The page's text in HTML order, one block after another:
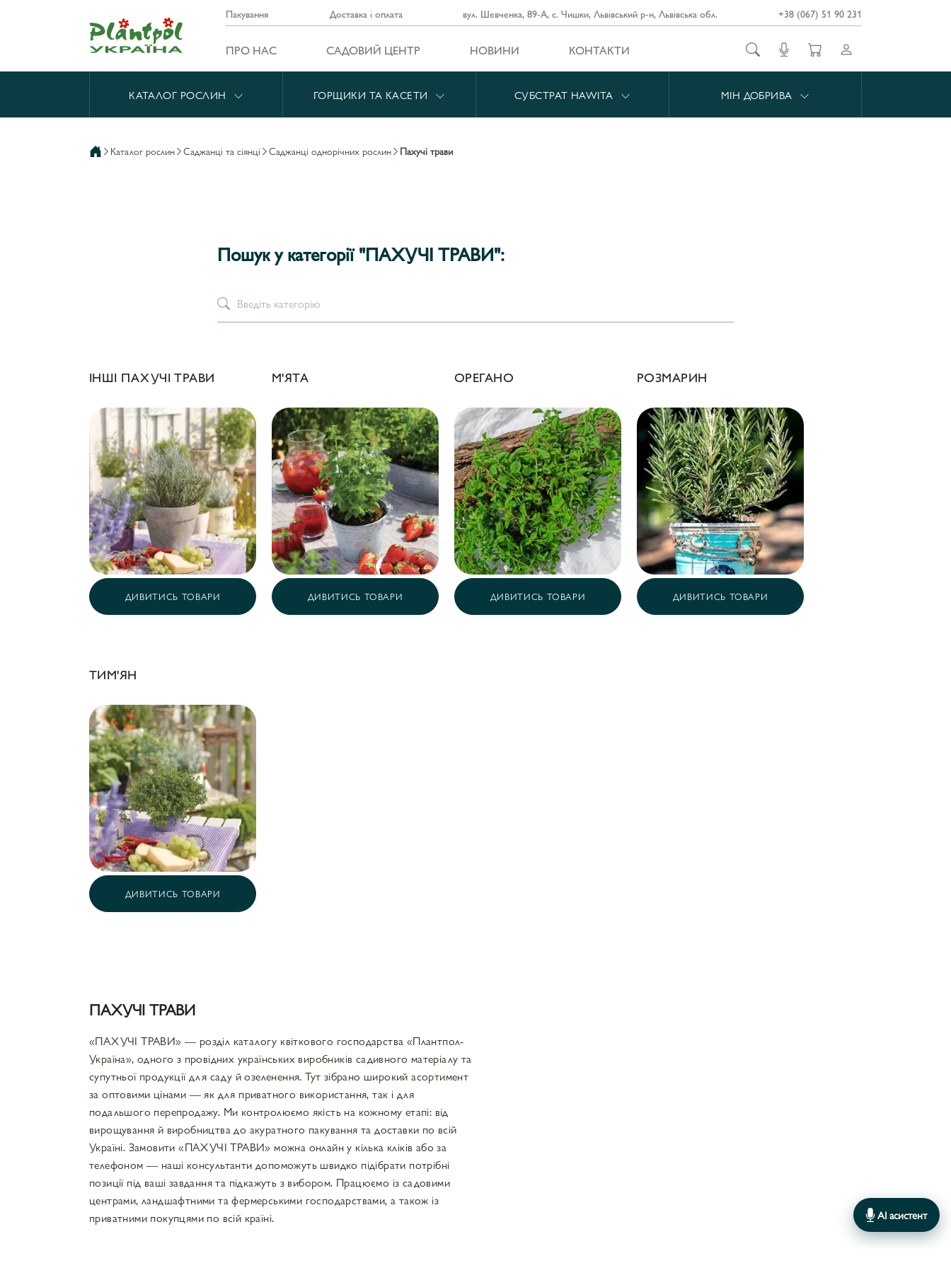
Пакування Доставка і оплата вул. Шевченка, 89-А, с. Чишки, Львівський р-н, Львівська обл. +38 (067) 51 90 231
ПРО НАС САДОВИЙ ЦЕНТР НОВИНИ КОНТАКТИ
КАТАЛОГ РОСЛИН ГОРЩИКИ ТА КАСЕТИ СУБСТРАТ HAWITA МІН ДОБРИВА
каталог рослин саджанці та сіянці саджанці однорічних рослин пахучі трави
Пошук у категорії "ПАХУЧІ ТРАВИ":
ІНШІ ПАХУЧІ ТРАВИ
ДИВИТИСЬ ТОВАРИ
М'ЯТА
ДИВИТИСЬ ТОВАРИ
ОРЕГАНО
ДИВИТИСЬ ТОВАРИ
РОЗМАРИН
ДИВИТИСЬ ТОВАРИ
ТИМ'ЯН
ДИВИТИСЬ ТОВАРИ
ПАХУЧІ ТРАВИ
«ПАХУЧІ ТРАВИ» — розділ каталогу квіткового господарства «Плантпол-
Україна», одного з провідних українських виробників садивного матеріалу та
супутньої продукції для саду й озеленення. Тут зібрано широкий асортимент
за оптовими цінами — як для приватного використання, так і для
подальшого перепродажу. Ми контролюємо якість на кожному етапі: від
вирощування й виробництва до акуратного пакування та доставки по всій
Україні. Замовити «ПАХУЧІ ТРАВИ» можна онлайн у кілька кліків або за
телефоном — наші консультанти допоможуть швидко підібрати потрібні
позиції під ваші завдання та підкажуть з вибором. Працюємо із садовими
центрами, ландшафтними та фермерськими господарствами, а також із
приватними покупцями по всій країні.
AI асистент